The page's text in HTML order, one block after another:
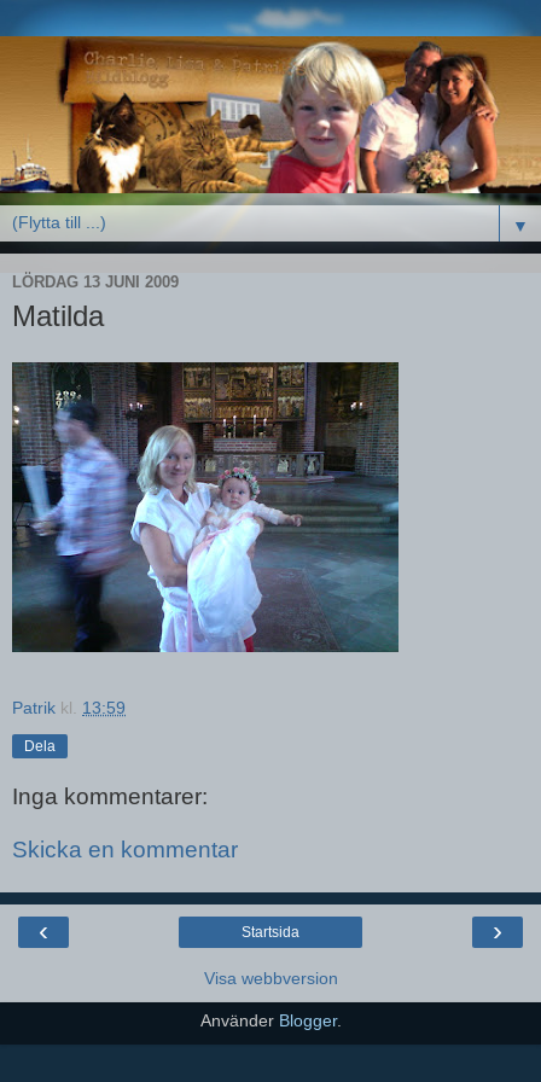
▼
LÖRDAG 13 JUNI 2009
Matilda
Patrik kl. 13:59
Dela
Inga kommentarer:
Skicka en kommentar
‹ ›
Startsida
Visa webbversion
Använder Blogger.